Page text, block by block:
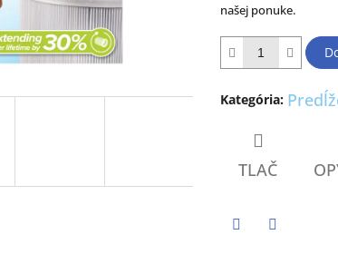
5
hviezdičiek.
našej ponuke.
Kategória:
TLAČ